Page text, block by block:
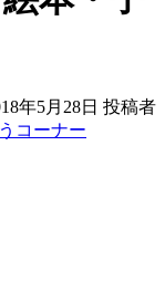
年5月28日 投稿者
コーナー